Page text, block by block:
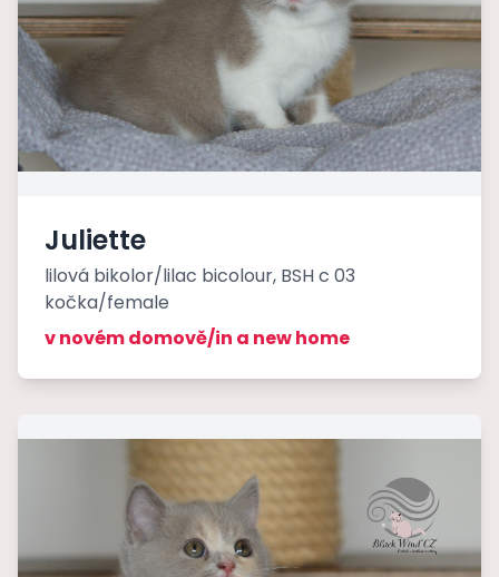
Juliette
lilová bikolor/lilac bicolour, BSH c 03
kočka/female
v novém domově/in a new home